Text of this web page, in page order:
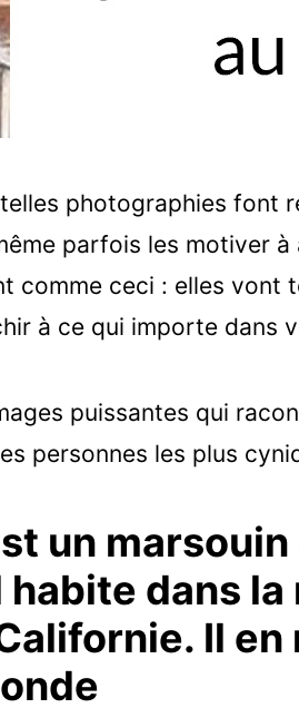
photographies font
parfois les motiver à
comme ceci : elles vont
à ce qui importe dans
puissantes qui
personnes les plus
un marsouin
dans la
Il en